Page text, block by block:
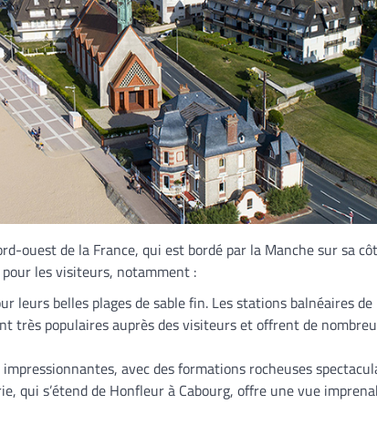
ouest de la France, qui est bordé par la Manche sur sa
les visiteurs, notamment :
leurs belles plages de sable fin. Les stations balnéaires de
très populaires auprès des visiteurs et offrent de
avec des formations rocheuses
qui s’étend de Honfleur à Cabourg, offre une vue